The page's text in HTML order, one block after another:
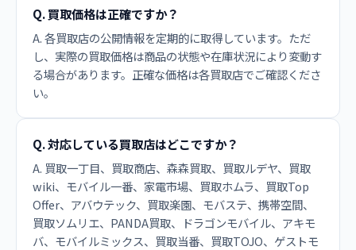
Q. 買取価格は正確ですか？
A. 各買取店の公開情報を定期的に取得しています。ただ
し、実際の買取価格は商品の状態や在庫状況により変動す
る場合があります。正確な価格は各買取店でご確認くださ
い。
Q. 対応している買取店はどこですか？
A. 買取一丁目、買取商店、森森買取、買取ルデヤ、買取
wiki、モバイル一番、家電市場、買取ホムラ、買取Top
Offer、アバウテック、買取楽園、モバステ、携帯空間、
買取ソムリエ、PANDA買取、ドラゴンモバイル、アキモ
バ、モバイルミックス、買取当番、買取TOJO、ゲストモ